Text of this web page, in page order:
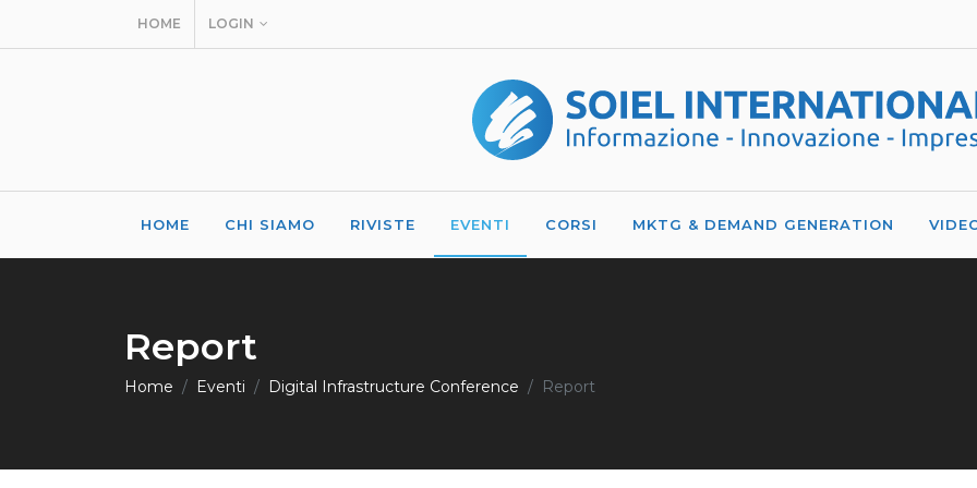
HOME LOGIN
HOME CHI SIAMO RIVISTE EVENTI CORSI MKTG & DEMAND GENERATION
Report
Home Eventi Digital Infrastructure Conference Report